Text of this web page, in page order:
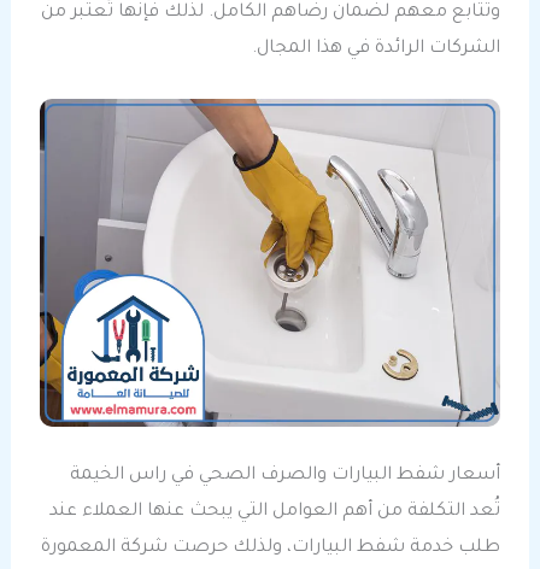
وتتابع معهم لضمان رضاهم الكامل. لذلك فإنها تُعتبر من
الشركات الرائدة في هذا المجال.
أسعار شفط البيارات والصرف الصحي في راس الخيمة
تُعد التكلفة من أهم العوامل التي يبحث عنها العملاء عند
طلب خدمة شفط البيارات، ولذلك حرصت شركة المعمورة